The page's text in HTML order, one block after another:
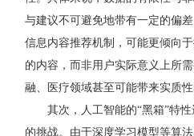
与建议不可避免地带有一定的偏
信息内容推荐机制，可能更倾向
的内容，而非用户实际意义上所
融、医疗领域甚至可能带来实质性
其次，人工智能的“黑箱”特
的挑战。由于深度学习模型等算